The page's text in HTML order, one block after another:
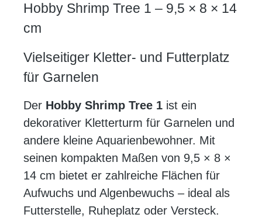
Hobby Shrimp Tree 1 – 9,5 × 8 × 14
cm
Vielseitiger Kletter- und Futterplatz
für Garnelen
Der Hobby Shrimp Tree 1 ist ein
dekorativer Kletterturm für Garnelen und
andere kleine Aquarienbewohner. Mit
seinen kompakten Maßen von 9,5 × 8 ×
14 cm bietet er zahlreiche Flächen für
Aufwuchs und Algenbewuchs – ideal als
Futterstelle, Ruheplatz oder Versteck.